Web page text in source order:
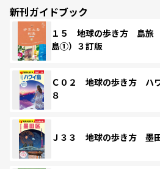
新刊ガイドブック
１５ 地球の歩き方 島旅
島①）３訂版
Ｃ０２ 地球の歩き方 ハ
８
Ｊ３３ 地球の歩き方 墨